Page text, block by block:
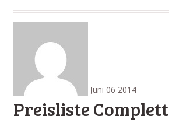
Juni 06 2014
Preisliste Complett